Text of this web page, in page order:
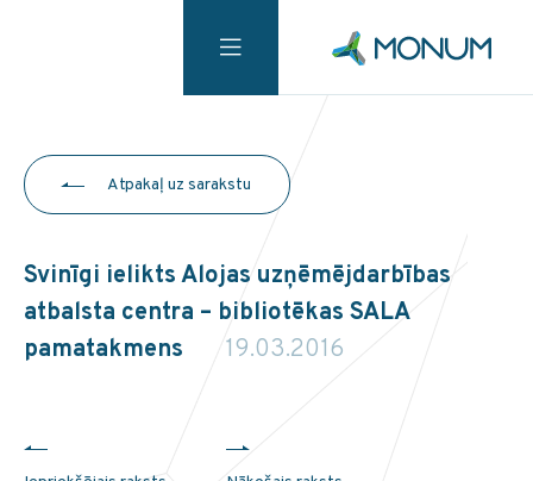
Atpakaļ uz sarakstu
Svinīgi ielikts Alojas uzņēmējdarbības
atbalsta centra – bibliotēkas SALA
pamatakmens
19.03.2016